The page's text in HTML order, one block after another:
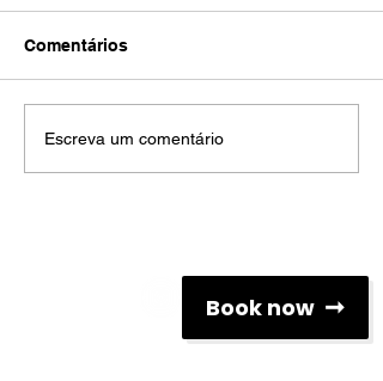
Comentários
Escreva um comentário
Book now